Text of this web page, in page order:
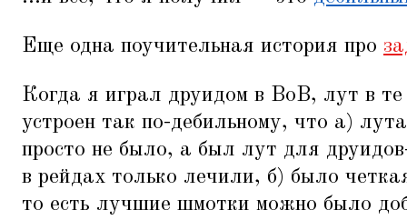
Еще одна поучительная история про
Когда я играл друидом в ВоВ, лут в
устроен так по-дебильному, что а)
просто не было, а был лут для
в рейдах только лечили, б) было
то есть лучшие шмотки можно было